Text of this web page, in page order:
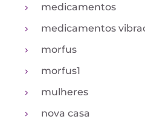
medicamentos
medicamentos
morfus
morfus1
mulheres
nova casa